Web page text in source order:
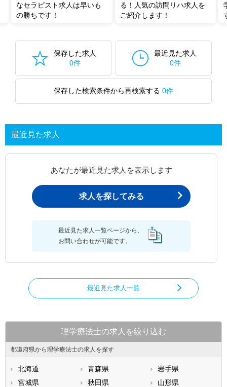
なセラピスト求人は早いも
の勝ちです！
る！人気の訪問リハ求人を
ご紹介します！
保存した求人
0件
最近見た求人
0件
保存した検索条件から再検索する 0件
最近見た求人
あなたが最近見た求人を表示します
求人を探してみる
最近見た求人一覧ページから、
お問い合わせが可能です。
最近見た求人一覧
理学療法士の求人を絞り込む
都道府県から理学療法士の求人を探す
北海道 青森県
岩手県
宮城県
秋田県 山形県